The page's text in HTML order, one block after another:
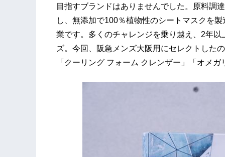
目指すブランドはありませんでした。原料調
し、無添加で100％植物性のシートマスクを
業です。多くのチャレンジを乗り越え、2年
ズ。今回、阪急メンズ大阪用にセレクトした
「クーリング フォーム クレンザー」「オメ